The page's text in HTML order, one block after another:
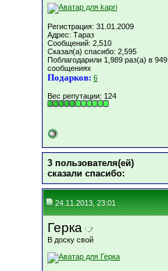
Регистрация: 31.01.2009
Адрес: Тараз
Сообщений: 2,510
Сказал(а) спасибо: 2,595
Поблагодарили 1,989 раз(а) в 949
сообщениях
Подарков: 6
Вес репутации: 124
3 пользователя(ей)
сказали cпасибо:
24.11.2013, 23:01
Герка
В доску свой